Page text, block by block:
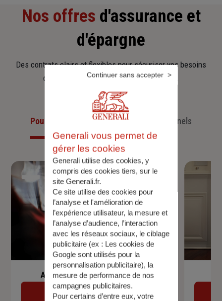
Nos offres d'assurance et
d'épargne
Des contrats clairs et flexibles pour sécuriser vos besoins
d’aujourd’hui et anticiper ceux de demain.
Pour les particuliersPour les professionnels
Assurance de prêt immobilier
Découvrir
Generali vous permet de
gérer les cookies
Generali utilise des cookies, y
compris des cookies tiers, sur le
site Generali.fr.
Ce site utilise des cookies pour
l’analyse et l'amélioration de
l’expérience utilisateur, la mesure et
l’analyse d’audience, l’interaction
avec les réseaux sociaux, le ciblage
publicitaire (ex : Les cookies de
Google sont utilisés pour la
personnalisation publicitaire), la
mesure de performance de nos
campagnes publicitaires.
Pour certains d’entre eux, votre
Continuer sans accepter